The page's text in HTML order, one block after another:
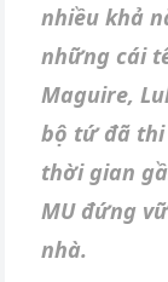
nhiều khả
những cái
Maguire,
bộ tứ đã
thời gian
MU đứng
nhà.